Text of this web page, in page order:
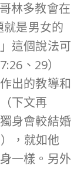
林多教會在
是男女的
這個說法可
、29）
出的教導和
下文再
身會較結婚
，就如他
一樣。另外